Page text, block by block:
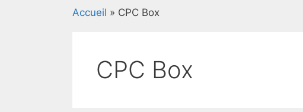
Accueil » CPC Box
CPC Box